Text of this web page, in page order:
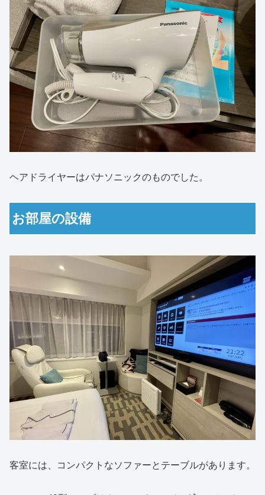
ヘアドライヤーはパナソニックのものでした。
お部屋の設備
客室には、コンパクトなソファーとテーブルがあります。